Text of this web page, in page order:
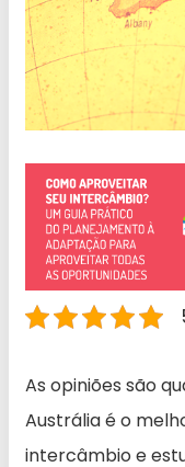
As opiniões são
Austrália é o
intercâmbio e